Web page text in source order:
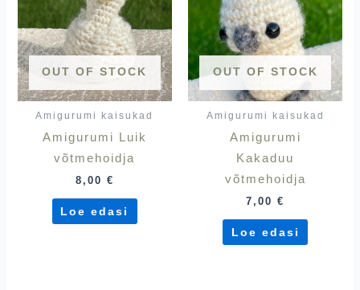
OUT OF STOCK
Amigurumi kaisukad
Amigurumi Luik
võtmehoidja
8,00 €
Loe edasi
OUT OF STOCK
Amigurumi kaisukad
Amigurumi
Kakaduu
võtmehoidja
7,00€
Loe edasi